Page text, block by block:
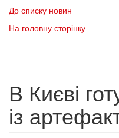
До списку новин
На головну сторінку
В Києві
із